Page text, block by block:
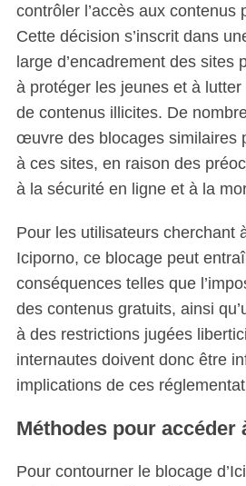
contrôler l’accès aux contenus
Cette décision s’inscrit dans
large d’encadrement des sites
à protéger les jeunes et à
de contenus illicites. De
œuvre des blocages similaires
à ces sites, en raison des
à la sécurité en ligne et à la
Pour les utilisateurs cherchant
Iciporno, ce blocage peut
conséquences telles que
des contenus gratuits, ainsi
à des restrictions jugées
internautes doivent donc être
implications de ces
Méthodes pour accéder
Pour contourner le blocage